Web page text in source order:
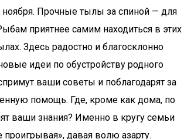
Прочные тылы за спиной — для
приятнее самим находиться в этих
Здесь радостно и благосклонно
идеи по обустройству родного
ваши советы и поблагодарят за
помощь. Где, кроме как дома, по
ваши знания? Именно в кругу семьи
проигрывая», давая волю азарту.